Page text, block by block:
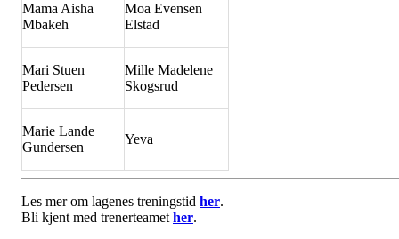
Mama Aisha
Mbakeh
Moa Evensen
Elstad
Mari Stuen
Pedersen
Mille Madelene
Skogsrud
Marie Lande
Gundersen
Yeva
Les mer om lagenes treningstid her.
Bli kjent med trenerteamet her.